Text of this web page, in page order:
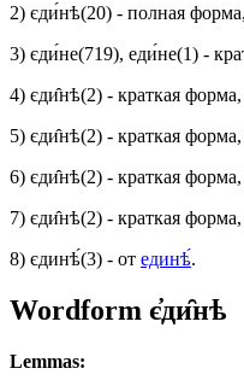
2) єди́нѣ(20) - полная
3) єди́не(719), еди́не(1) -
4) єди̂нѣ(2) - краткая
5) єди̂нѣ(2) - краткая
6) єди̂нѣ(2) - краткая
7) єди̂нѣ(2) - краткая
8) єдинѣ́(3) - от единѣ́.
Wordform є҆ди̑нѣ
Lemmas: